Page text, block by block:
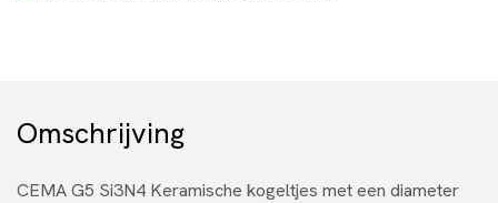
Omschrijving
CEMA G5 Si3N4 Keramische kogeltjes met een diameter